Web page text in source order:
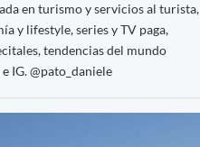
en turismo y servicios al turista,
y lifestyle, series y TV paga,
tendencias del mundo
IG. @pato_daniele